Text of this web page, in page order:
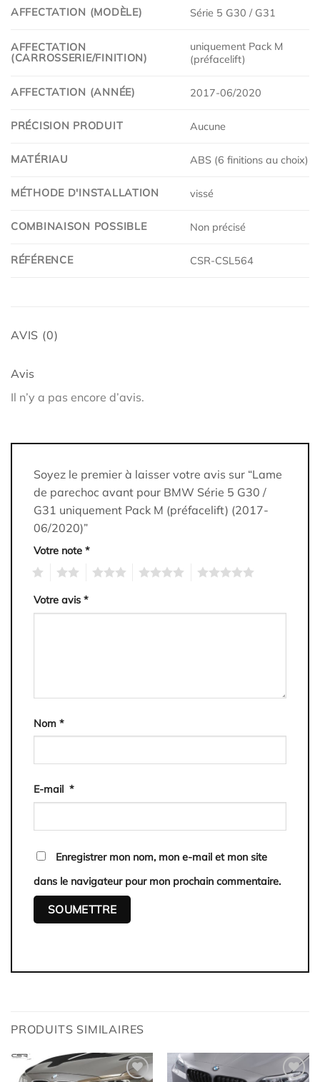
AFFECTATION (MODÈLE) Série 5 G30 / G31
AFFECTATION
(CARROSSERIE/FINITION)
uniquement Pack M
(préfacelift)
AFFECTATION (ANNÉE) 2017-06/2020
PRÉCISION PRODUIT Aucune
MATÉRIAU ABS (6 finitions au choix)
MÉTHODE D'INSTALLATION vissé
COMBINAISON POSSIBLE Non précisé
RÉFÉRENCE CSR-CSL564
AVIS (0)
Avis
Il n’y a pas encore d’avis.
Soyez le premier à laisser votre avis sur “Lame
de parechoc avant pour BMW Série 5 G30 /
G31 uniquement Pack M (préfacelift) (2017-
06/2020)”
Votre note *
Votre avis *
Nom *
E-mail *
Enregistrer mon nom, mon e-mail et mon site
dans le navigateur pour mon prochain commentaire.
PRODUITS SIMILAIRES